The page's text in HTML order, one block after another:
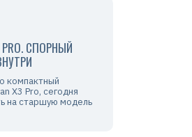
СПОРНЫЙ
компактный
X3 Pro, сегодня
на старшую модель